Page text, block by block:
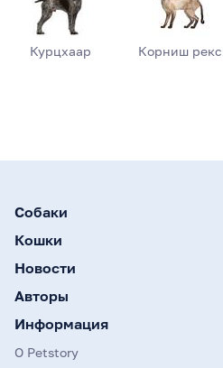
Курцхаар Корниш рекс
Собаки
Кошки
Новости
Авторы
Информация
О Petstory